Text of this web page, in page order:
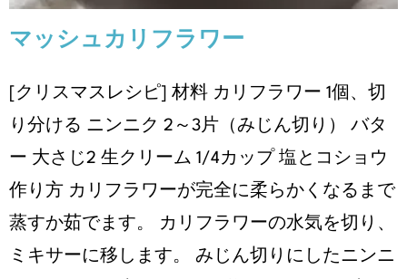
マッシュカリフラワー
[クリスマスレシピ] 材料 カリフラワー 1個、切
り分ける ニンニク 2～3片（みじん切り） バタ
ー 大さじ2 生クリーム 1/4カップ 塩とコショウ
作り方 カリフラワーが完全に柔らかくなるまで
蒸すか茹でます。 カリフラワーの水気を切り、
ミキサーに移します。 みじん切りにしたニンニ